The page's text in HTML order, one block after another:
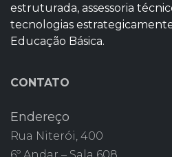
estruturada, assessoria
tecnologias
Educação Básica.
CONTATO
Endereço
Rua Niterói, 400
6º Andar – Sala 608